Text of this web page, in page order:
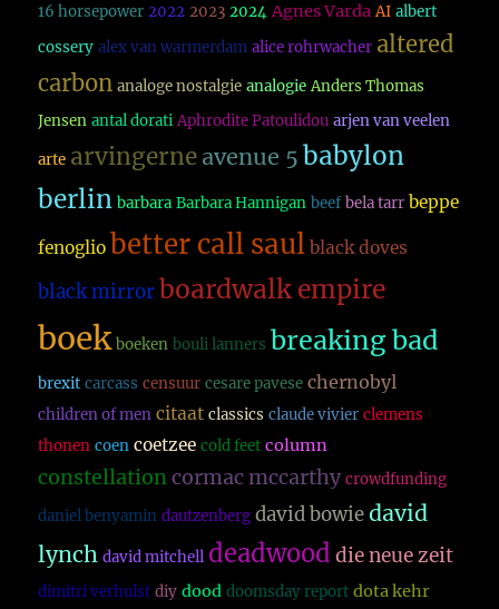
16 horsepower 2022 2023 2024 Agnes Varda AI albert
cossery alex van warmerdam alice rohrwacher altered
carbon analoge nostalgie analogie Anders Thomas
Jensen antal dorati Aphrodite Patoulidou arjen van veelen
arte arvingerne avenue 5 babylon
berlin barbara Barbara Hannigan beef bela tarr beppe
fenoglio better call saul black doves
black mirror boardwalk empire
boek boeken bouli lanners breaking bad
brexit carcass censuur cesare pavese chernobyl
children of men citaat classics claude vivier clemens
thonen coen coetzee cold feet column
constellationcormac mccarthy crowdfunding
daniel benyamin dautzenberg david bowie david
lynch david mitchell deadwood die neue zeit
dimitri verhulst diy dood doomsday report dota kehr